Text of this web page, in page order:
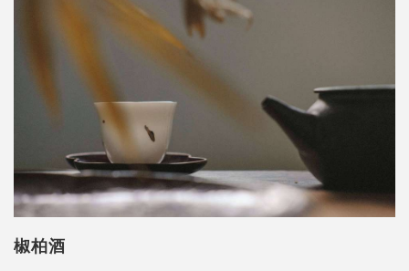
椒柏酒